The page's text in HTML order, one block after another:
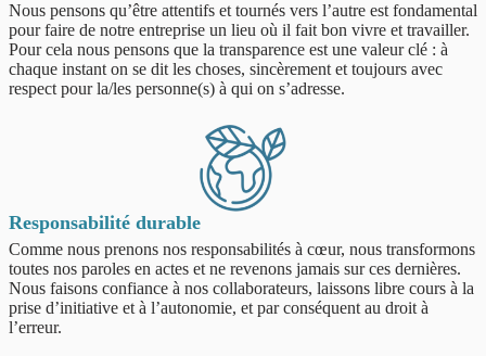
Nous pensons qu’être attentifs et tournés vers l’autre est fondamental
pour faire de notre entreprise un lieu où il fait bon vivre et travailler.
Pour cela nous pensons que la transparence est une valeur clé : à
chaque instant on se dit les choses, sincèrement et toujours avec
respect pour la/les personne(s) à qui on s’adresse.
Responsabilité durable
Comme nous prenons nos responsabilités à cœur, nous transformons
toutes nos paroles en actes et ne revenons jamais sur ces dernières.
Nous faisons confiance à nos collaborateurs, laissons libre cours à la
prise d’initiative et à l’autonomie, et par conséquent au droit à
l’erreur.